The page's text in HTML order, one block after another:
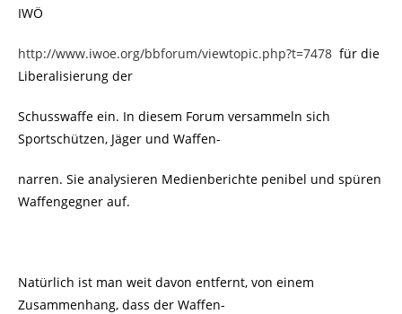
IWÖ
http://www.iwoe.org/bbforum/viewtopic.php?t=7478 für die
Liberalisierung der
Schusswaffe ein. In diesem Forum versammeln sich
Sportschützen, Jäger und Waffen-
narren. Sie analysieren Medienberichte penibel und spüren
Waffengegner auf.
Natürlich ist man weit davon entfernt, von einem
Zusammenhang, dass der Waffen-